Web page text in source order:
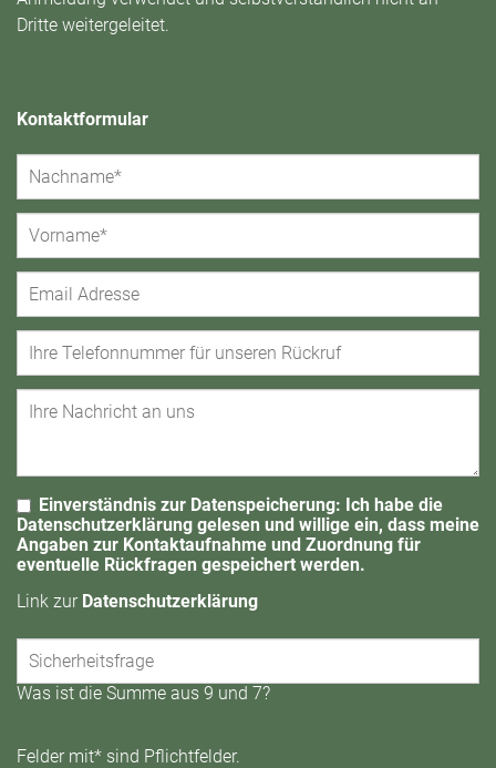
Dritte weitergeleitet.
Kontaktformular
Einverständnis zur Datenspeicherung: Ich habe die
Datenschutzerklärung gelesen und willige ein, dass meine
Angaben zur Kontaktaufnahme und Zuordnung für
eventuelle Rückfragen gespeichert werden.
Link zur Datenschutzerklärung
Was ist die Summe aus 9 und 7?
Felder mit* sind Pflichtfelder.